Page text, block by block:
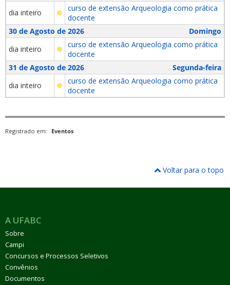
dia inteiro
curso de extensão Arqueologia como prática
docente
30 de Agosto de 2026
Domingo
dia inteiro
curso de extensão Arqueologia como prática
docente
31 de Agosto de 2026
Segunda-feira
dia inteiro
curso de extensão Arqueologia como prática
docente
Registrado em: Eventos
Voltar para o topo
A UFABC
Sobre
Campi
Concursos e Processos Seletivos
Convênios
Documentos